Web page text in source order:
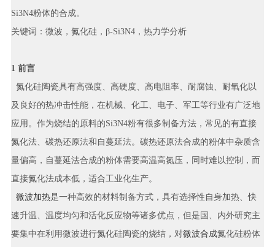
Si3N4粉体的合成。
关键词：微波，氮化硅，β-Si3N4，热力学分析
1 前言
氮化硅陶瓷具有高强度、高硬度、高电阻率、耐腐蚀、耐氧化以
及良好的热冲击性能，在机械、化工、电子、军工等行业有广泛地
应用。作为烧结的原料的Si3N4粉有很多制备方法，常见的有直接
氮化法、碳热还原法和自蔓延法。碳热还原法合成的粉体中杂质含
量偏高，自蔓延法合成的粉体需要高温高氮压，同时难以控制，而
直接氮化法成本低，适合工业化生产。
微波加热是一种高效的材料制备方式，具有选择性自身加热、快
速升温、温度均匀和活化反应物等诸多优点，但是国、内外研究主
要集中在利用微波进行氮化硅陶瓷的烧结，对微波合成氮化硅粉体